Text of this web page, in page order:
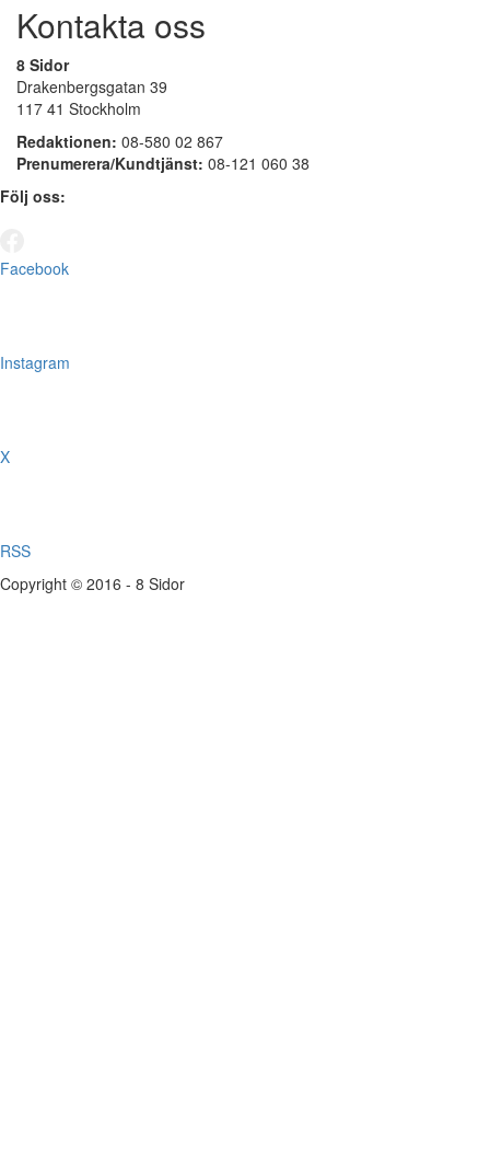
Kontakta oss
8 Sidor
Drakenbergsgatan 39
117 41 Stockholm
Redaktionen: 08-580 02 867
Prenumerera/Kundtjänst: 08-121 060 38
Följ oss:
Facebook
Instagram
X
RSS
Copyright © 2016 - 8 Sidor